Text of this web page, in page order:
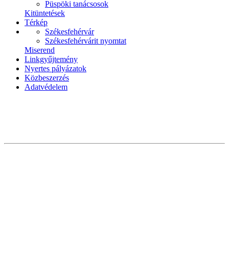
Püspöki tanácsosok
Kitüntetések
Térkép
Székesfehérvár
Székesfehérvárit nyomtat
Miserend
Linkgyűjtemény
Nyertes pályázatok
Közbeszerzés
Adatvédelem